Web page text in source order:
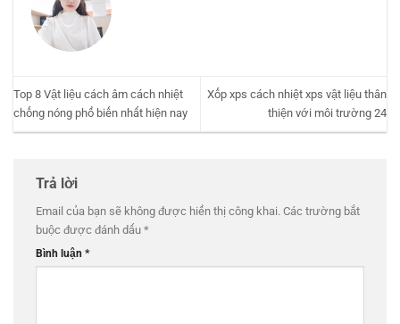
Top 8 Vật liệu cách âm cách nhiệt
chống nóng phổ biến nhất hiện nay
Xốp xps cách nhiệt xps vật liệu thân
thiện với môi trường 24
Trả lời
Email của bạn sẽ không được hiển thị công khai. Các trường bắt
buộc được đánh dấu *
Bình luận *